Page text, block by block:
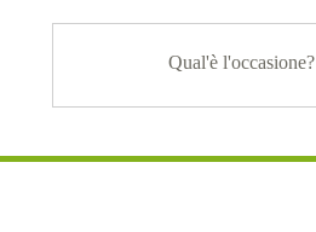
Qual'è l'occasione?